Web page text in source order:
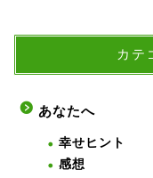
カテ
あなたへ
幸せヒント
感想